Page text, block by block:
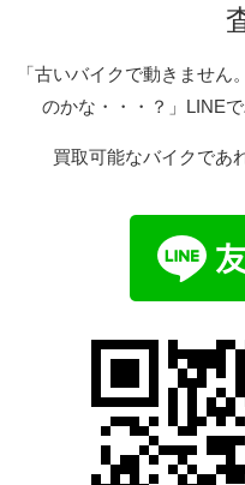
「古いバイクで動きません
のかな・・・？」LINE
買取可能なバイクであ